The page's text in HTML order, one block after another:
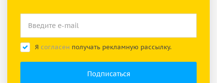
Я согласен получать рекламную рассылку.